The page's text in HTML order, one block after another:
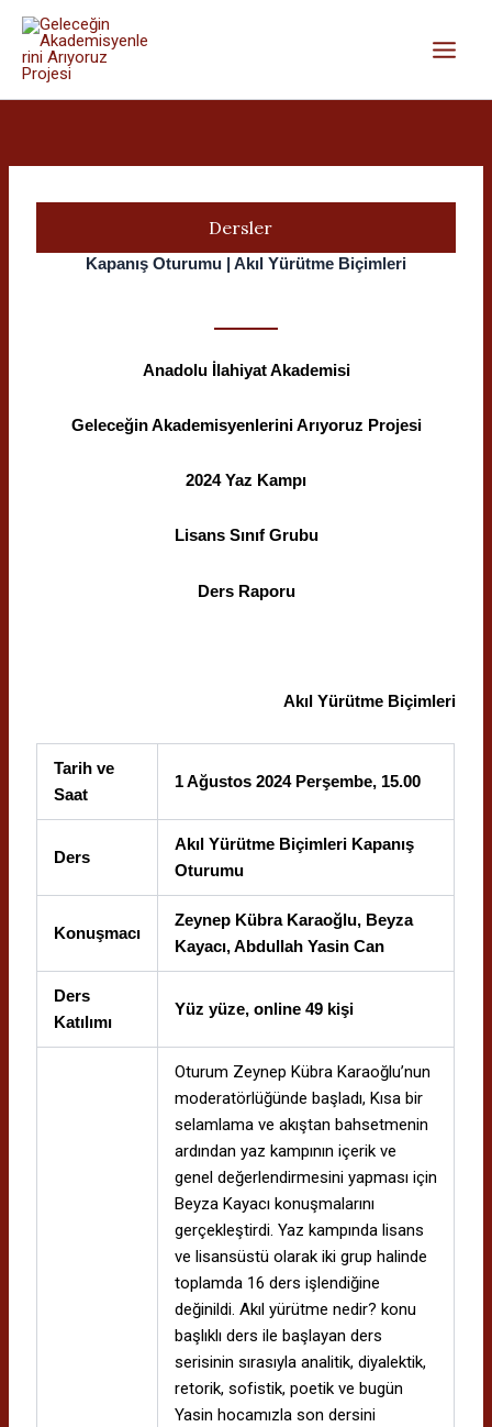
İçeriğe
atla
Dersler
Kapanış Oturumu | Akıl Yürütme Biçimleri
Anadolu İlahiyat Akademisi
Geleceğin Akademisyenlerini Arıyoruz Projesi
2024 Yaz Kampı
Lisans Sınıf Grubu
Ders Raporu
Akıl Yürütme Biçimleri
Tarih ve
Saat
1 Ağustos 2024 Perşembe, 15.00
Ders
Akıl Yürütme Biçimleri Kapanış
Oturumu
Konuşmacı
Zeynep Kübra Karaoğlu, Beyza
Kayacı, Abdullah Yasin Can
Ders
Katılımı
Yüz yüze, online 49 kişi
Oturum Zeynep Kübra Karaoğlu’nun
moderatörlüğünde başladı, Kısa bir
selamlama ve akıştan bahsetmenin
ardından yaz kampının içerik ve
genel değerlendirmesini yapması için
Beyza Kayacı konuşmalarını
gerçekleştirdi. Yaz kampında lisans
ve lisansüstü olarak iki grup halinde
toplamda 16 ders işlendiğine
değinildi. Akıl yürütme nedir? konu
başlıklı ders ile başlayan ders
serisinin sırasıyla analitik, diyalektik,
retorik, sofistik, poetik ve bugün
Yasin hocamızla son dersini